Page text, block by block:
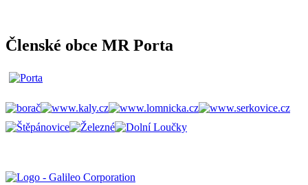
Členské obce MR Porta